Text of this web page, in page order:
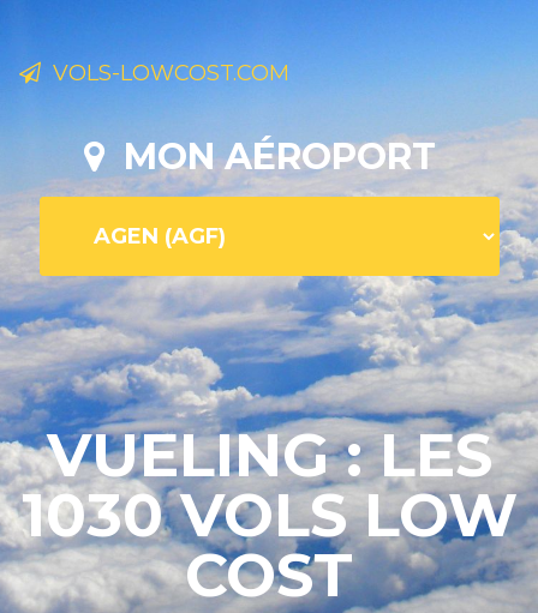
VOLS-LOWCOST.COM
MON AÉROPORT
VUELING : LES
1030 VOLS LOW
COST